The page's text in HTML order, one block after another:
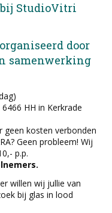
StudioVitri
door
samenwerking
HH in Kerkrade
geen kosten verbonden
Geen probleem! Wij
p.p.
willen wij jullie van
bij glas in lood